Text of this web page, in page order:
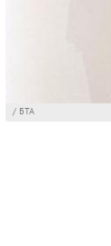
/ БТА